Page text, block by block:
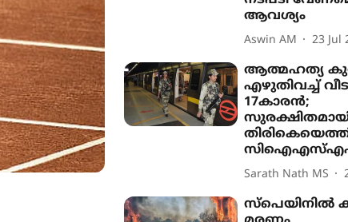
ആവശ‍്യം
Aswin AM 23 Jul
ആത്മഹത്യ
എഴുതിവച്ച്
17കാരൻ;
Sarath Nath MS
സ്പെയിനിൽ